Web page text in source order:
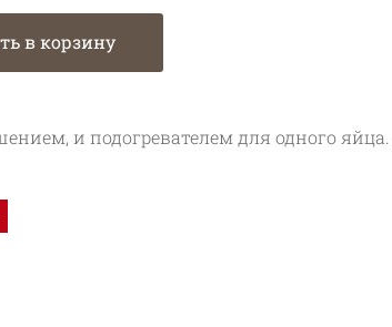
в корзину
и подогревателем для одного